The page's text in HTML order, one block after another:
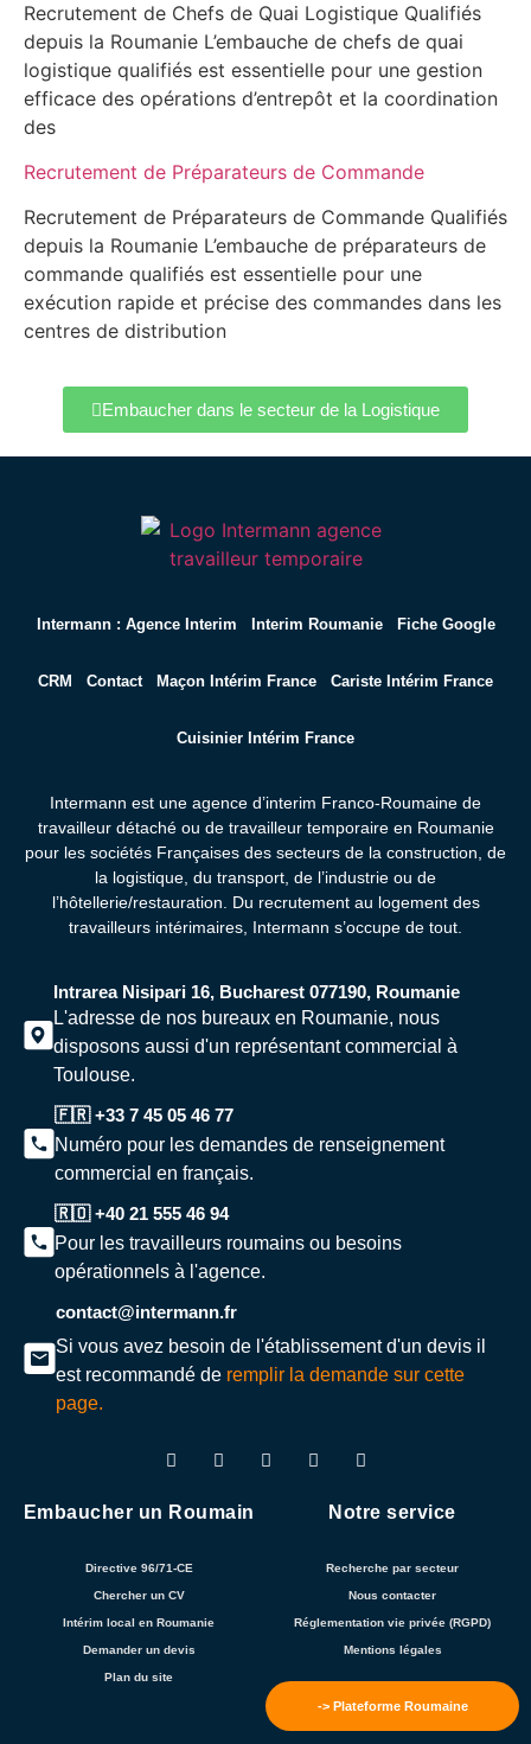
Recrutement de Chefs de Quai Logistique Qualifiés
depuis la Roumanie L’embauche de chefs de quai
logistique qualifiés est essentielle pour une gestion
efficace des opérations d’entrepôt et la coordination
des
Recrutement de Préparateurs de Commande
Recrutement de Préparateurs de Commande Qualifiés
depuis la Roumanie L’embauche de préparateurs de
commande qualifiés est essentielle pour une
exécution rapide et précise des commandes dans les
centres de distribution
Embaucher dans le secteur de la Logistique
Intermann : Agence Interim Interim Roumanie Fiche Google
CRM Contact Maçon Intérim France Cariste Intérim France
Cuisinier Intérim France
Intermann est une agence d’interim Franco-Roumaine de
travailleur détaché ou de travailleur temporaire en Roumanie
pour les sociétés Françaises des secteurs de la construction, de
la logistique, du transport, de l’industrie ou de
l’hôtellerie/restauration. Du recrutement au logement des
travailleurs intérimaires, Intermann s’occupe de tout.
Intrarea Nisipari 16, Bucharest 077190, Roumanie
L'adresse de nos bureaux en Roumanie, nous
disposons aussi d'un représentant commercial à
Toulouse.
🇫🇷 +33 7 45 05 46 77
Numéro pour les demandes de renseignement
commercial en français.
🇷🇴 +40 21 555 46 94
Pour les travailleurs roumains ou besoins
opérationnels à l'agence.
contact@intermann.fr
Si vous avez besoin de l'établissement d'un devis il
est recommandé de remplir la demande sur cette
page.
Embaucher un Roumain
Directive 96/71-CE
Chercher un CV
Intérim local en Roumanie
Demander un devis
Plan du site
Notre service
Recherche par secteur
Nous contacter
Réglementation vie privée (RGPD)
Mentions légales
-> Plateforme Roumaine